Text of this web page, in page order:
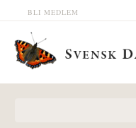
Hoppa till huvudinnehåll
BLI MEDLEM